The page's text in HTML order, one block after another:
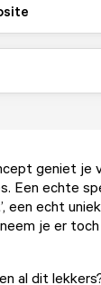
geniet je
Een echte
een echt
je er
al dit